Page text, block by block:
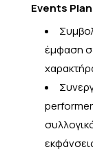
Events
έμφαση